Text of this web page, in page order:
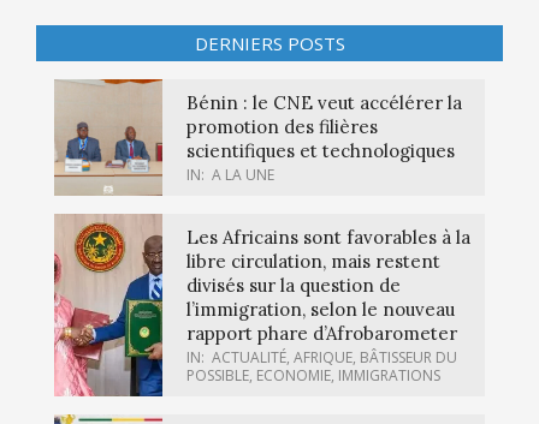
DERNIERS POSTS
Bénin : le CNE veut accélérer la
promotion des filières
scientifiques et technologiques
IN: A LA UNE
Les Africains sont favorables à la
libre circulation, mais restent
divisés sur la question de
l’immigration, selon le nouveau
rapport phare d’Afrobarometer
IN: ACTUALITÉ, AFRIQUE, BÂTISSEUR DU
POSSIBLE, ECONOMIE, IMMIGRATIONS